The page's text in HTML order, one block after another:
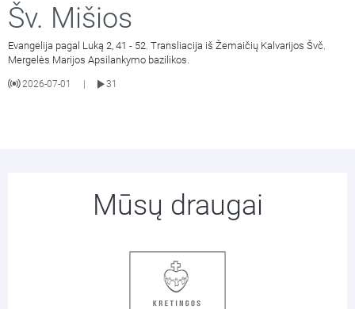
Šv. Mišios
Evangelija pagal Luką 2, 41 - 52. Transliacija iš Žemaičių Kalvarijos Švč.
Mergelės Marijos Apsilankymo bazilikos.
2026-07-01 31
Mūsų draugai